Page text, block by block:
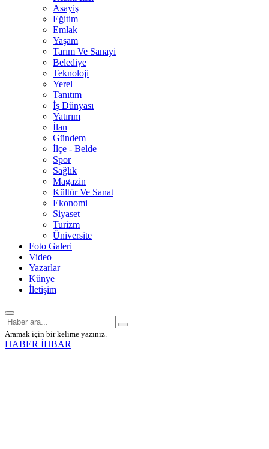
Asayiş
Eğitim
Emlak
Yaşam
Tarım Ve Sanayi
Belediye
Teknoloji
Yerel
Tanıtım
İş Dünyası
Yatırım
İlan
Gündem
İlçe - Belde
Spor
Sağlık
Magazin
Kültür Ve Sanat
Ekonomi
Siyaset
Turizm
Üniversite
Foto Galeri
Video
Yazarlar
Künye
İletişim
Aramak için bir kelime yazınız.
HABER İHBAR